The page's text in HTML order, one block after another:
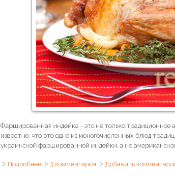
Фаршированная индейка - это не только
известно, что это одно из моногочисленных блюд
украинской фаршированной индейки, а не
Подробнее о Индейка, фаршированная рисом
3 комментария Добавить